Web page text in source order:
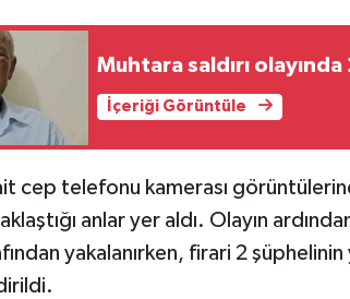
Muhtara saldırı
İçeriği Görüntüle
cep telefonu kamerası
anlar yer aldı. Olayın
yakalanırken, firari 2 şüphelinin